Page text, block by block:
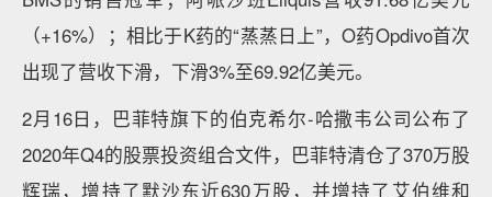
（+16%）；相比于K药的“蒸蒸日上”，O药Opdivo首次
出现了营收下滑，下滑3%至69.92亿美元。
2月16日，巴菲特旗下的伯克希尔-哈撒韦公司公布了
2020年Q4的股票投资组合文件，巴菲特清仓了370万股
辉瑞，增持了默沙东近630万股，并增持了艾伯维和